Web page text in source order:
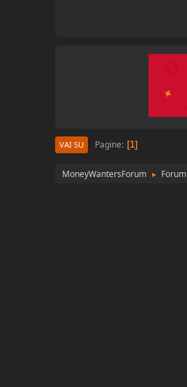
VAI SU Pagine 1
MoneyWantersForum ► Forum